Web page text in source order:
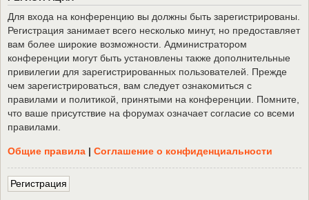
Для входа на конференцию вы должны быть зарегистрированы.
Регистрация занимает всего несколько минут, но предоставляет
вам более широкие возможности. Администратором
конференции могут быть установлены также дополнительные
привилегии для зарегистрированных пользователей. Прежде
чем зарегистрироваться, вам следует ознакомиться с
правилами и политикой, принятыми на конференции. Помните,
что ваше присутствие на форумах означает согласие со всеми
правилами.
Общие правила | Соглашение о конфиденциальности
Регистрация